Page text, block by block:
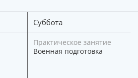
Суббота
Практическое занятие
Военная подготовка